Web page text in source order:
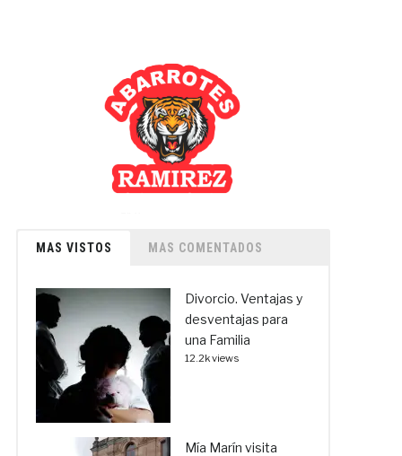
MAS VISTOS MAS COMENTADOS
Divorcio. Ventajas y
desventajas para
una Familia
12.2k views
Mía Marín visita